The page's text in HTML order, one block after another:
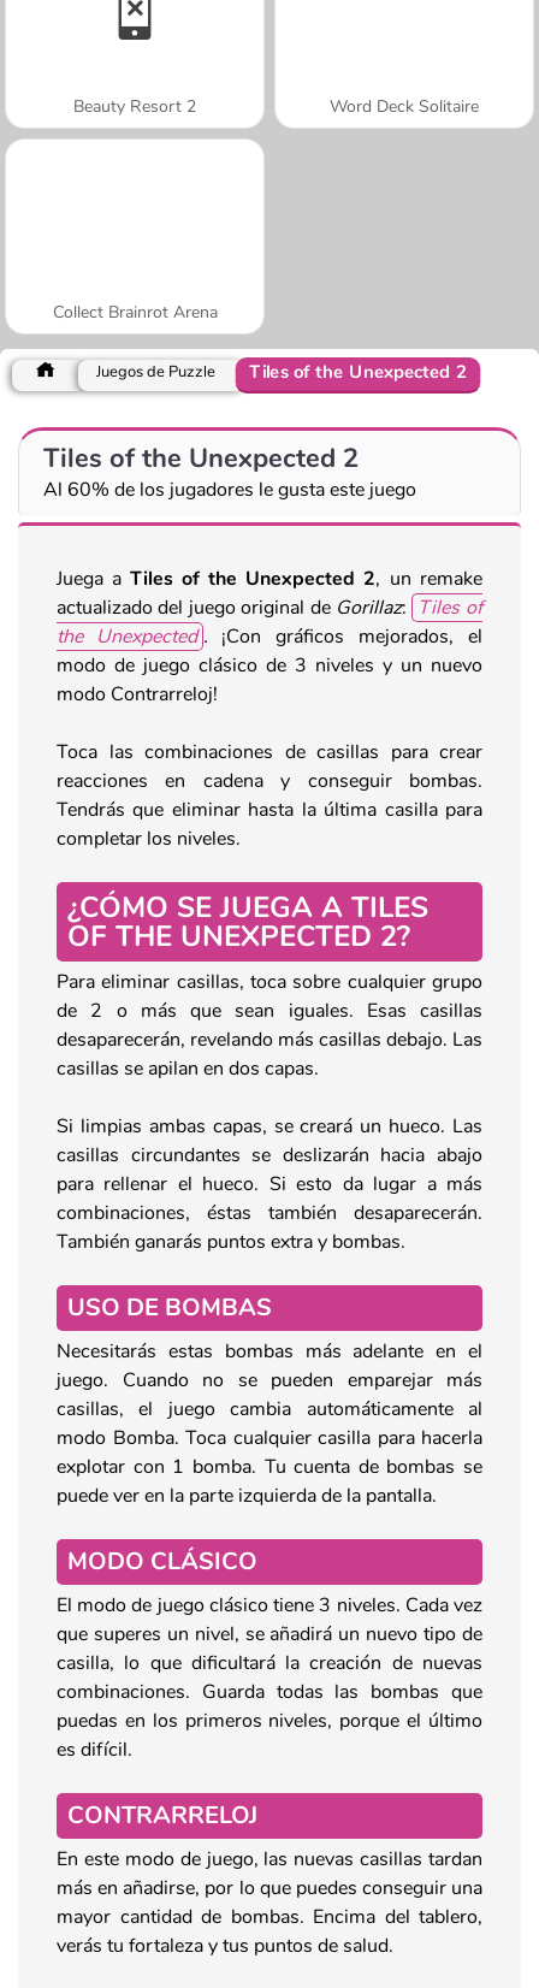
Beauty Resort 2 Word Deck Solitaire
Collect Brainrot Arena
Juegos de Puzzle Tiles of the Unexpected 2
Tiles of the Unexpected 2
Al 60% de los jugadores le gusta este juego
Juega a Tiles of the Unexpected 2, un remake
actualizado del juego original de Gorillaz: Tiles of
the Unexpected . ¡Con gráficos mejorados, el
modo de juego clásico de 3 niveles y un nuevo
modo Contrarreloj!
Toca las combinaciones de casillas para crear
reacciones en cadena y conseguir bombas.
Tendrás que eliminar hasta la última casilla para
completar los niveles.
¿CÓMO SE JUEGA A TILES
OF THE UNEXPECTED 2?
Para eliminar casillas, toca sobre cualquier grupo
de 2 o más que sean iguales. Esas casillas
desaparecerán, revelando más casillas debajo. Las
casillas se apilan en dos capas.
Si limpias ambas capas, se creará un hueco. Las
casillas circundantes se deslizarán hacia abajo
para rellenar el hueco. Si esto da lugar a más
combinaciones, éstas también desaparecerán.
También ganarás puntos extra y bombas.
USO DE BOMBAS
Necesitarás estas bombas más adelante en el
juego. Cuando no se pueden emparejar más
casillas, el juego cambia automáticamente al
modo Bomba. Toca cualquier casilla para hacerla
explotar con 1 bomba. Tu cuenta de bombas se
puede ver en la parte izquierda de la pantalla.
MODO CLÁSICO
El modo de juego clásico tiene 3 niveles. Cada vez
que superes un nivel, se añadirá un nuevo tipo de
casilla, lo que dificultará la creación de nuevas
combinaciones. Guarda todas las bombas que
puedas en los primeros niveles, porque el último
es difícil.
CONTRARRELOJ
En este modo de juego, las nuevas casillas tardan
más en añadirse, por lo que puedes conseguir una
mayor cantidad de bombas. Encima del tablero,
verás tu fortaleza y tus puntos de salud.